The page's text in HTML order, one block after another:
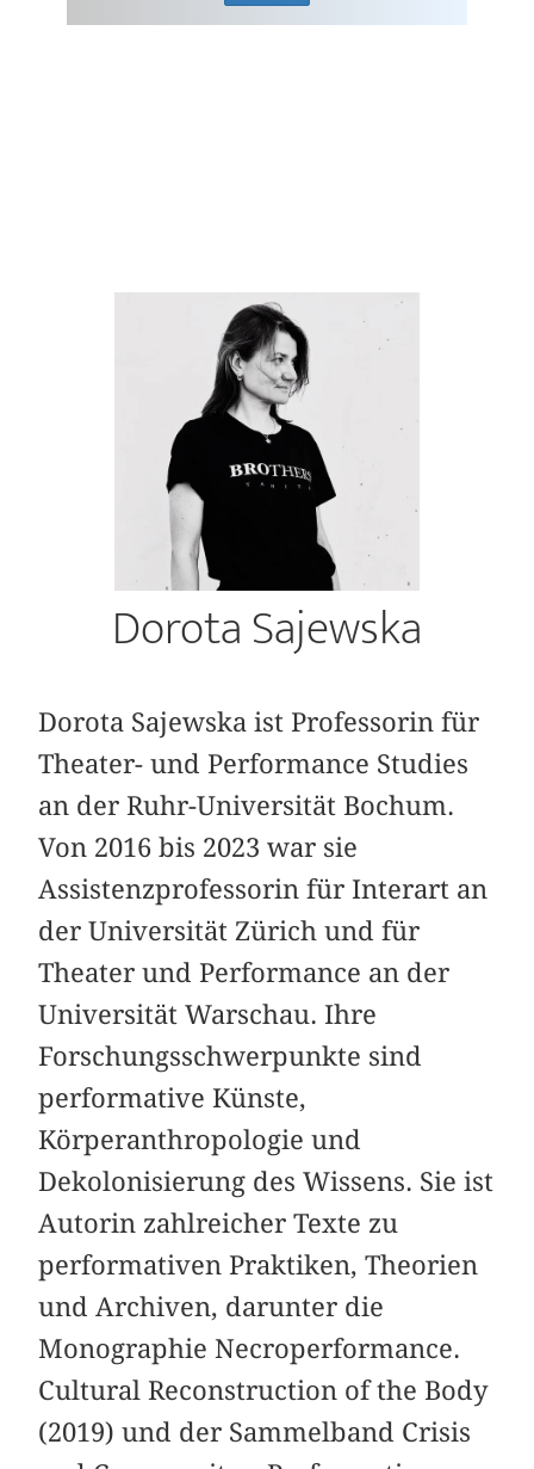
Dorota Sajewska
Dorota Sajewska ist Professorin für
Theater- und Performance Studies
an der Ruhr-Universität Bochum.
Von 2016 bis 2023 war sie
Assistenzprofessorin für Interart an
der Universität Zürich und für
Theater und Performance an der
Universität Warschau. Ihre
Forschungsschwerpunkte sind
performative Künste,
Körperanthropologie und
Dekolonisierung des Wissens. Sie ist
Autorin zahlreicher Texte zu
performativen Praktiken, Theorien
und Archiven, darunter die
Monographie Necroperformance.
Cultural Reconstruction of the Body
(2019) und der Sammelband Crisis